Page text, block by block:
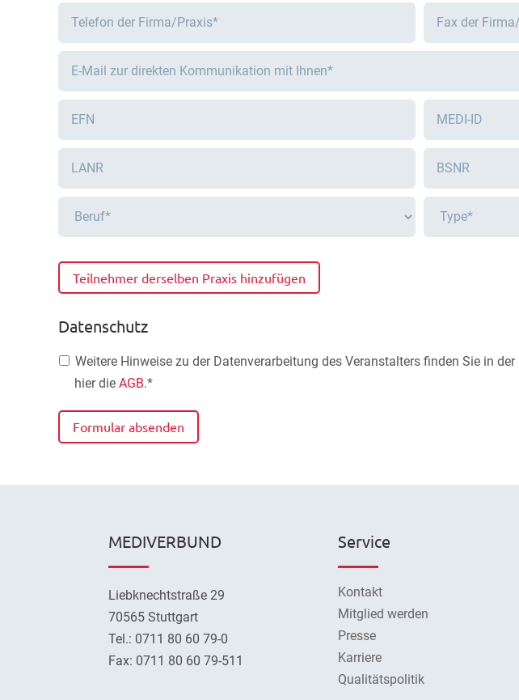
Teilnehmer derselben Praxis hinzufügen
Datenschutz
Weitere Hinweise zu der Datenverarbeitung des Veranstalters finden Sie in der
hier die AGB.*
Formular absenden
MEDIVERBUND
Liebknechtstraße 29
70565 Stuttgart
Tel.: 0711 80 60 79-0
Fax: 0711 80 60 79-511
Service
Kontakt
Mitglied werden
Presse
Karriere
Qualitätspolitik